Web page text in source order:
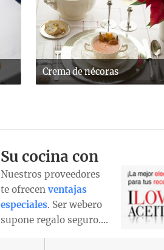
Crema de nécoras
Su cocina con
Nuestros proveedores
te ofrecen ventajas
especiales. Ser webero
supone regalo seguro….